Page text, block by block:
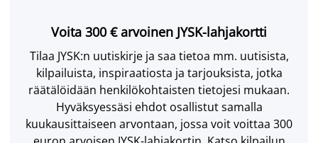
Voita 300 € arvoinen JYSK-lahjakortti
Tilaa JYSK:n uutiskirje ja saa tietoa mm. uutisista,
kilpailuista, inspiraatiosta ja tarjouksista, jotka
räätälöidään henkilökohtaisten tietojesi mukaan.
Hyväksyessäsi ehdot osallistut samalla
kuukausittaiseen arvontaan, jossa voit voittaa 300